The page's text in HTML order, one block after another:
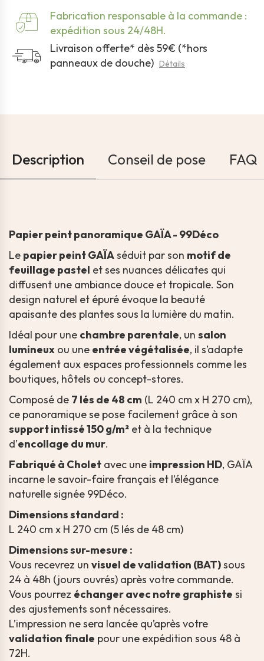
Fabrication responsable à la commande :
expédition sous 24/48H.
Livraison offerte* dès 59€ (*hors
panneaux de douche) Détails
Description Conseil de pose FAQ
Papier peint panoramique GAÏA - 99Déco
Le papier peint GAÏAséduit par son motif de
feuillage pastel et ses nuances délicates qui
diffusent une ambiance douce et tropicale. Son
design naturel et épuré évoque la beauté
apaisante des plantes sous la lumière du matin.
Idéal pour une chambre parentale, un salon
lumineux ou une entrée végétalisée, il s’adapte
également aux espaces professionnels comme les
boutiques, hôtels ou concept-stores.
Composé de 7 lés de 48 cm (L 240 cm x H 270 cm),
ce panoramique se pose facilement grâce à son
support intissé 150 g/m² et à la technique
d’encollage du mur.
Fabriqué à Cholet avec une impression HD, GAÏA
incarne le savoir-faire français et l’élégance
naturelle signée 99Déco.
Dimensions standard :
L 240 cm x H 270 cm (5 lés de 48 cm)
Dimensions sur-mesure :
Vous recevrez un visuel de validation (BAT)sous
24 à 48h (jours ouvrés) après votre commande.
Vous pourrez échanger avec notre graphiste si
des ajustements sont nécessaires.
L’impression ne sera lancée qu’après votre
validation finale pour une expédition sous 48 à
72H.